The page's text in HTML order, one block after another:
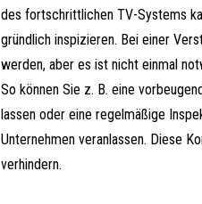
des fortschrittlichen TV-Systems
gründlich inspizieren. Bei einer
werden, aber es ist nicht einmal
So können Sie z. B. eine
lassen oder eine regelmäßige
Unternehmen veranlassen. Diese
verhindern.